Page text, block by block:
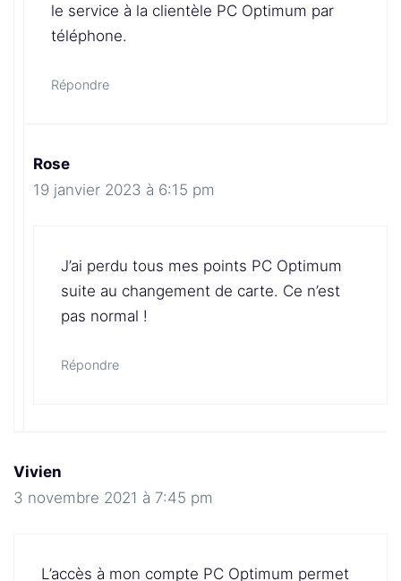
le service à la clientèle PC Optimum par
téléphone.
Répondre
Rose
19 janvier 2023 à 6:15 pm
J’ai perdu tous mes points PC Optimum
suite au changement de carte. Ce n’est
pas normal !
Répondre
Vivien
3 novembre 2021 à 7:45 pm
L’accès à mon compte PC Optimum permet